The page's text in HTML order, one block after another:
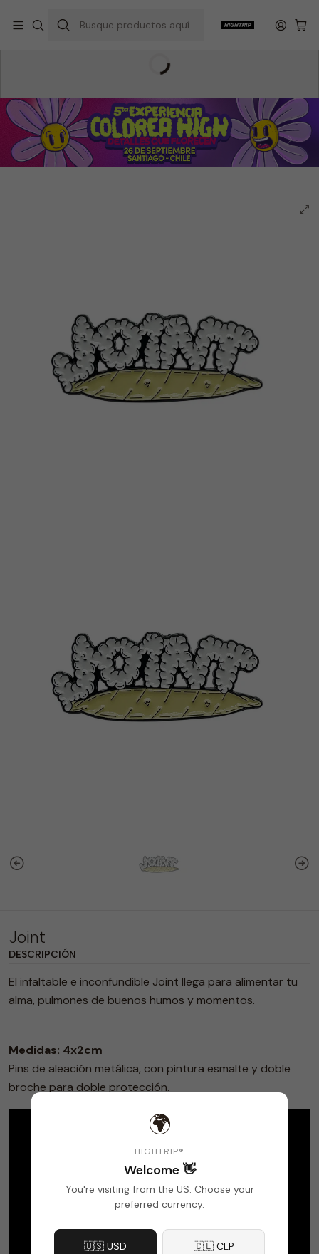
Joint
DESCRIPCIÓN
El infaltable e inconfundible Joint llega para alimentar tu
alma, pulmones de buenos humos y momentos.
Medidas: 4x2cm
Pins de aleación metálica, con pintura esmalte y doble
broche para doble protección.
🌍
HIGHTRIP®
Welcome 👋
You're visiting from the US. Choose your
preferred currency.
🇺🇸 USD 🇨🇱 CLP